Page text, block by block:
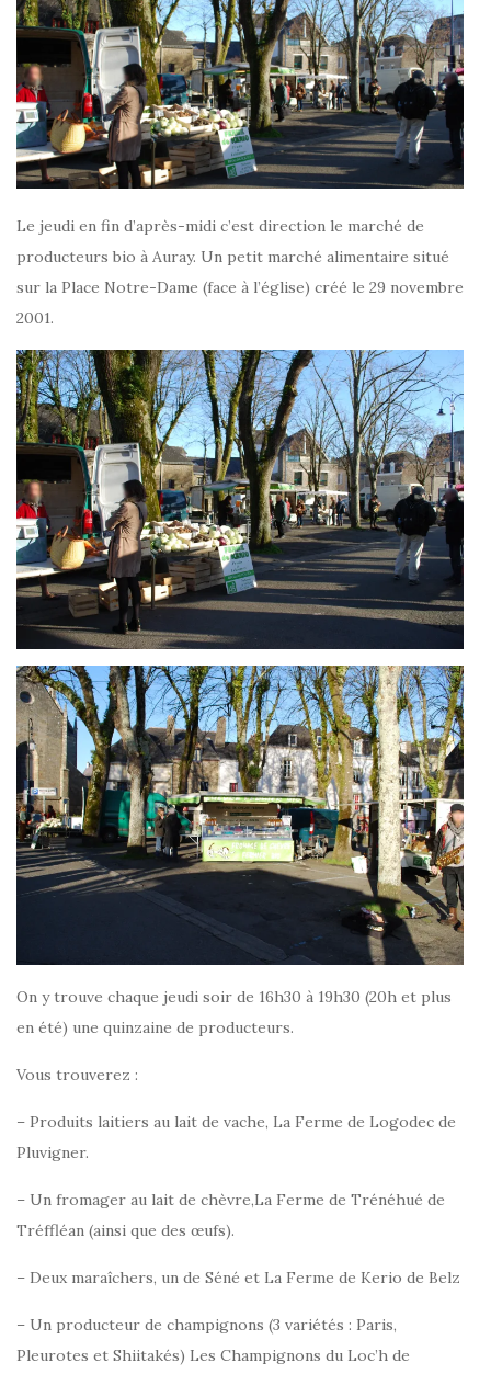
Le jeudi en fin d’après-midi c’est direction le marché de
producteurs bio à Auray. Un petit marché alimentaire situé
sur la Place Notre-Dame (face à l’église) créé le 29 novembre
2001.
On y trouve chaque jeudi soir de 16h30 à 19h30 (20h et plus
en été) une quinzaine de producteurs.
Vous trouverez :
– Produits laitiers au lait de vache, La Ferme de Logodec de
Pluvigner.
– Un fromager au lait de chèvre,La Ferme de Trénéhué de
Tréffléan (ainsi que des œufs).
– Deux maraîchers, un de Séné et La Ferme de Kerio de Belz
– Un producteur de champignons (3 variétés : Paris,
Pleurotes et Shiitakés) Les Champignons du Loc’h de